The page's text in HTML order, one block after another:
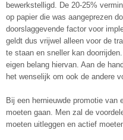
bewerkstelligd. De 20-25%
op papier die was aangeprezen
doorslaggevende factor voor
geldt dus vrijwel alleen voor de
te staan en sneller kan
eigen belang hiervan. Aan de
het wenselijk om ook de andere
Bij een hernieuwde promotie van
moeten gaan. Men zal de
moeten uitleggen en actief